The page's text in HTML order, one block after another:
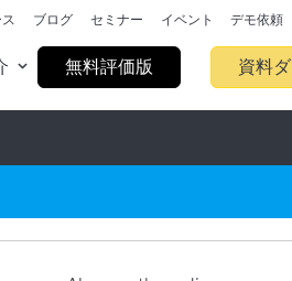
無料評価版 資料
ブログ セミナー イベント デモ依頼